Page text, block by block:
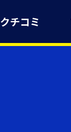
クチコミ